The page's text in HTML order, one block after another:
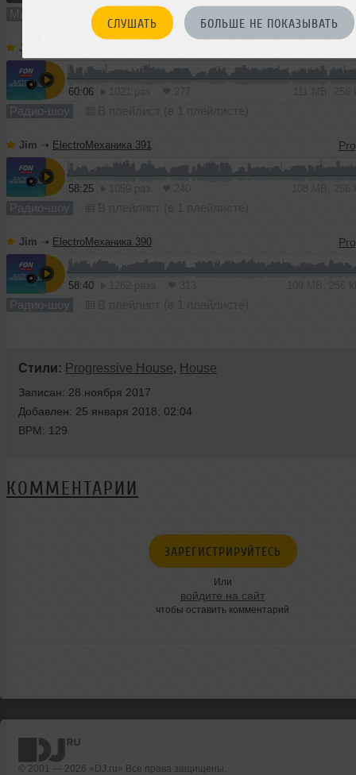
СЛУШАТЬ БОЛЬШЕ НЕ ПОКАЗЫВАТЬ
Микс В плейлист (в 3 плейлистах)
Jim
60:06
Радио-шоу
Jim ➝ ElectroМеханика 391
58:25
Радио-шоу
Jim ➝ ElectroМеханика 390
58:40
Радио-шоу
Стили: Progressive House, House
Записан: 28 ноября 2017
Добавлен: 25 января 2018, 02:04
BPM: 129
КОММЕНТАРИИ
ЗАРЕГИСТРИРУЙТЕСЬ
Или
войдите на сайт
чтобы оставить комментарий
© 2001 — 2026 «DJ.ru» Все права защищены.